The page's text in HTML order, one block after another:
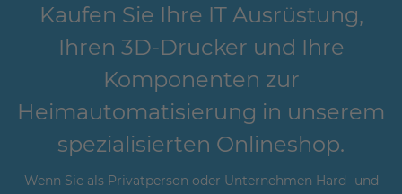
Kaufen Sie Ihre IT Ausrüstung,
Ihren 3D-Drucker und Ihre
Komponenten zur
Heimautomatisierung in unserem
spezialisierten Onlineshop.
Wenn Sie als Privatperson oder Unternehmen Hard- und